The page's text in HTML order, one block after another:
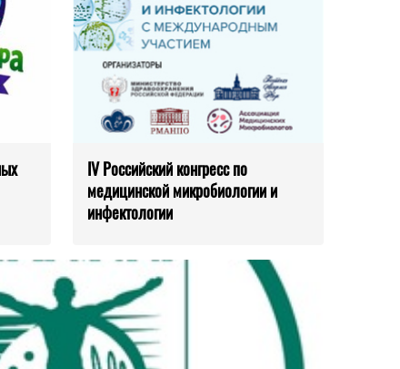
IV Российский конгресс по
медицинской микробиологии и
инфектологии